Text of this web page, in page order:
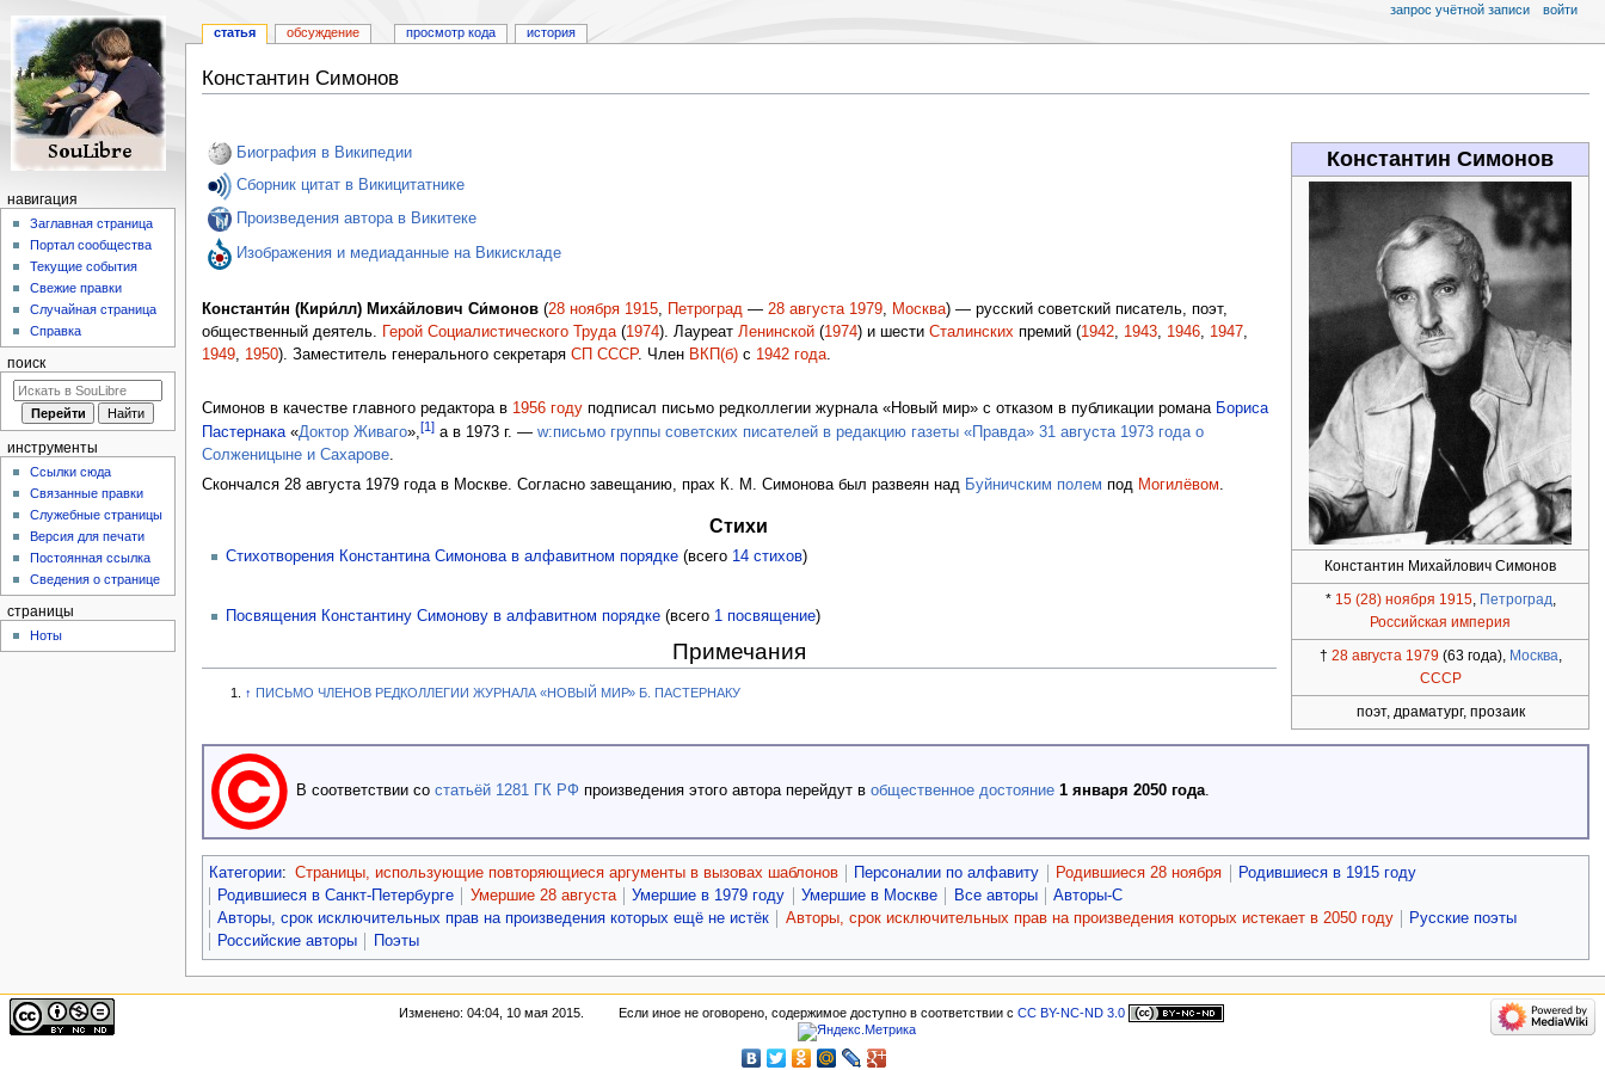
Константин Симонов
навигации
поиску
Константин Симонов
Константин Михайлович Симонов
* 15 (28) ноября 1915, Петроград,
Российская империя
† 28 августа 1979(63 года), Москва,
СССР
поэт, драматург, прозаик
Биография в Википедии
Сборник цитат в Викицитатнике
Произведения автора в Викитеке
Изображения и медиаданные на Викискладе
Константи́н (Кири́лл) Миха́йлович Си́монов(28 ноября 1915, Петроград— 28 августа 1979, Москва) — русский советский писатель, поэт,
общественный деятель.
Герой Социалистического Труда(1974). Лауреат Ленинской(1974) и шести Сталинскихпремий (1942, 1943, 1946, 1947,
1949, 1950). Заместитель генерального секретаря СП СССР. Член ВКП(б)с 1942 года.
Симонов в качестве главного редактора в 1956 годуподписал письмо редколлегии журнала «Новый мир» с отказом в публикации романа Бориса
Пастернака«Доктор Живаго», [1]а в 1973 г. — w:письмо группы советских писателей в редакцию газеты «Правда» 31 августа 1973 года о
Солженицыне и Сахарове.
Скончался 28 августа 1979 года в Москве. Согласно завещанию, прах К. М. Симонова был развеян над Буйничским полем под Могилёвом.
Стихи
Стихотворения Константина Симонова в алфавитном порядке(всего 14 стихов)
Посвящения Константину Симонову в алфавитном порядке(всего 1 посвящение)
Примечания
↑ ПИСЬМО ЧЛЕНОВ РЕДКОЛЛЕГИИ ЖУРНАЛА «НОВЫЙ МИР» Б. ПАСТЕРНАКУ
В соответствии со статьёй 1281 ГК РФ произведения этого автора перейдут в общественное достояние 1 января 2050 года.
Категории: Страницы, использующие повторяющиеся аргументы в вызовах шаблонов Персоналии по алфавиту Родившиеся 28 ноября
Родившиеся в 1915 году
Родившиеся в Санкт-Петербурге
Умершие 28 августа Умершие в 1979 году Умершие в Москве Все авторы
Авторы-С
Авторы, срок исключительных прав на произведения которых ещё не истёк
Авторы, срок исключительных прав на произведения которых истекает в 2050 году
Русские поэты
Российские авторы
Поэты
статья обсуждение просмотр кода история
запрос учётной записи войти
навигация
Заглавная страница
Портал сообщества
Текущие события
Свежие правки
Случайная страница
Справка
поиск
инструменты
Ссылки сюда
Связанные правки
Служебные страницы
Версия для печати
Постоянная ссылка
Сведения о странице
страницы
Ноты
Изменено: 04:04, 10 мая 2015. Если иное не оговорено, содержимое доступно в соответствии сCC BY-NC-ND 3.0